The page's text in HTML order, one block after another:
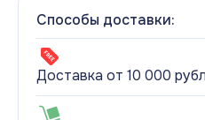
Способы доставки:
Доставка от 10 000